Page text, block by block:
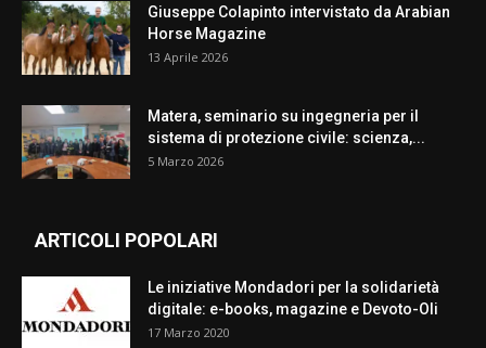
Giuseppe Colapinto intervistato da Arabian
Horse Magazine
13 Aprile 2026
Matera, seminario su ingegneria per il
sistema di protezione civile: scienza,...
5 Marzo 2026
ARTICOLI POPOLARI
Le iniziative Mondadori per la solidarietà
digitale: e-books, magazine e Devoto-Oli
17 Marzo 2020